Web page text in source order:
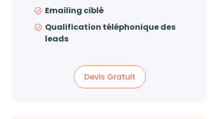
Emailing ciblé
Qualification téléphonique des
leads
Devis Gratuit